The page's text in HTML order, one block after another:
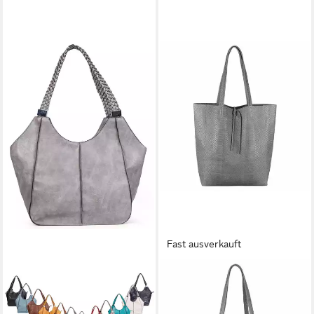
Schultertasche Damen XXL
FLECHTOPTIK Hand-Tasche
Fast ausverkauft
Schultertasche Made in Italy
Damen Premium Leder